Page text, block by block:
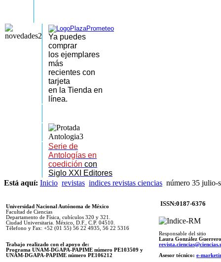
Ya puedes
comprar
los ejemplares
más
recientes con
tarjeta
en la Tienda en
línea.
Serie de
Antologías en
coedición con
Siglo XXI Editores
Está aquí: Inicio revistas indices revistas ciencias número 35 julio-
Universidad Nacional Autónoma de México
Facultad de Ciencias
Departamento de Física, cubículos 320 y 321.
Ciudad Universitaria. México, D.F., C.P. 04510.
Télefono y Fax: +52 (01 55) 56 22 4935, 56 22 5316
Trabajo realizado con el apoyo de:
Programa UNAM-DGAPA-PAPIME número PE103509 y
UNAM-DGAPA-PAPIME número PE106212
ISSN:0187-6376
Responsable del sitio
Laura González Guerrero
Asesor técnico: e-